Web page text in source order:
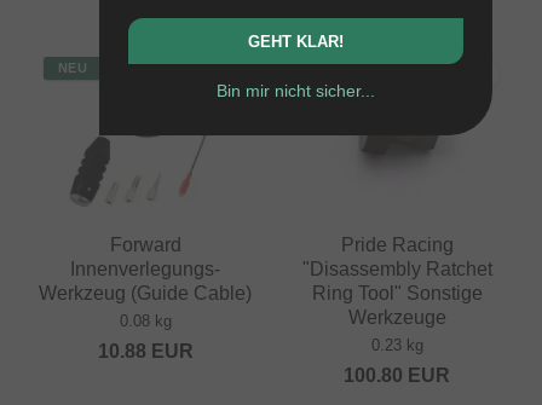
NEU
Forward
Innenverlegungs-
Werkzeug (Guide Cable)
0.08 kg
10.88 EUR
Pride Racing
"Disassembly Ratchet
Ring Tool" Sonstige
Werkzeuge
0.23 kg
100.80 EUR
GEHT KLAR!
Bin mir nicht sicher...